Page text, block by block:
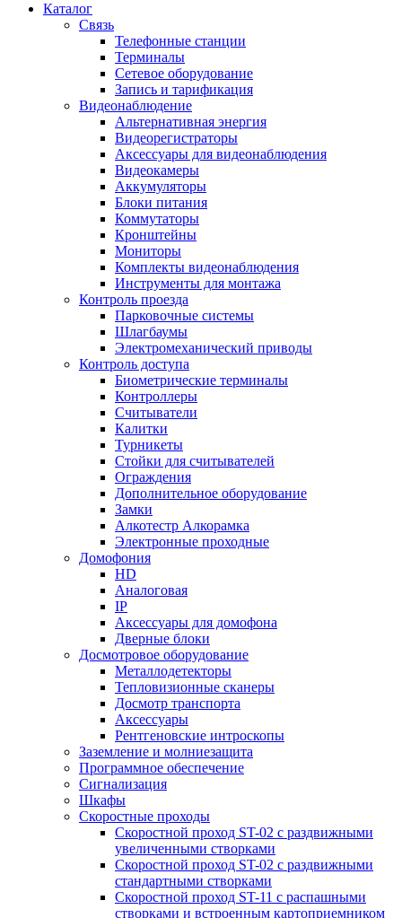
Каталог
Связь
Телефонные станции
Терминалы
Сетевое оборудование
Запись и тарификация
Видеонаблюдение
Альтернативная энергия
Видеорегистраторы
Аксессуары для видеонаблюдения
Видеокамеры
Аккумуляторы
Блоки питания
Коммутаторы
Кронштейны
Мониторы
Комплекты видеонаблюдения
Инструменты для монтажа
Контроль проезда
Парковочные системы
Шлагбаумы
Электромеханический приводы
Контроль доступа
Биометрические терминалы
Контроллеры
Считыватели
Калитки
Турникеты
Стойки для считывателей
Ограждения
Дополнительное оборудование
Замки
Алкотестр Алкорамка
Электронные проходные
Домофония
HD
Аналоговая
IP
Аксессуары для домофона
Дверные блоки
Досмотровое оборудование
Металлодетекторы
Тепловизионные сканеры
Досмотр транспорта
Аксессуары
Рентгеновские интроскопы
Заземление и молниезащита
Программное обеспечение
Сигнализация
Шкафы
Скоростные проходы
Скоростной проход ST-02 с раздвижными
увеличенными створками
Скоростной проход ST-02 с раздвижными
стандартными створками
Скоростной проход ST-11 с распашными
створками и встроенным картоприемником